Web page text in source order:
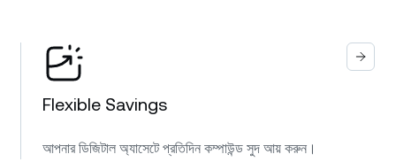
Flexible Savings
আপনার ডিজিটাল অ্যাসেটে প্রতিদিন কম্পাউন্ড সুদ আয় করুন।